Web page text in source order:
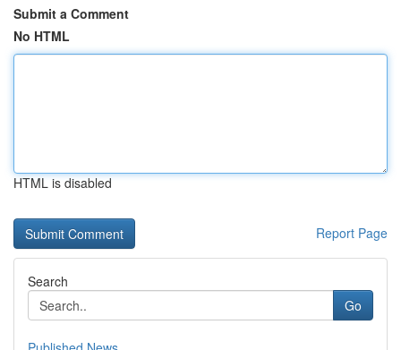
Submit a Comment
No HTML
HTML is disabled
Report Page
Search
Go